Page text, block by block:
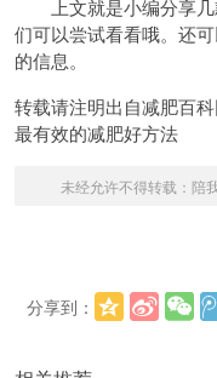
上文就是小编分享几
们可以尝试看看哦。还
的信息。
转载请注明出自减肥百
最有效的减肥好方法
未经允许不得转载： 陪
分享到：